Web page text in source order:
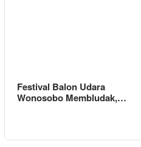
Festival Balon Udara
Wonosobo Membludak,…